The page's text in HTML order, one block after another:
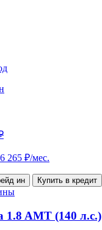
265 ₽/мес.
ин Купить в кредит
1.8 AMT (140 л.с.)